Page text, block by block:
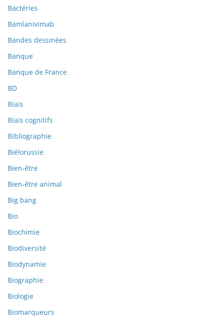
Bactéries
Bamlanivimab
Bandes dessinées
Banque
Banque de France
BD
Biais
Biais cognitifs
Bibliographie
Biélorussie
Bien-être
Bien-être animal
Big bang
Bio
Biochimie
Biodiversité
Biodynamie
Biographie
Biologie
Biomarqueurs